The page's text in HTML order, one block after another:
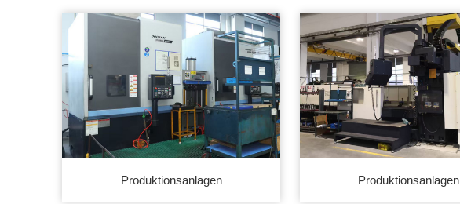
Produktionsanlagen Produktionsanlagen